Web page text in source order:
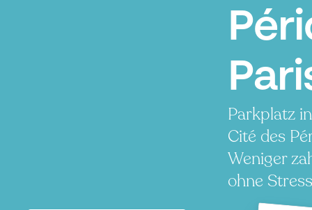
Parkplatz
Cité des
Weniger
ohne